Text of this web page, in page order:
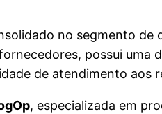
no segmento
possui uma
de atendimento aos
, especializada em